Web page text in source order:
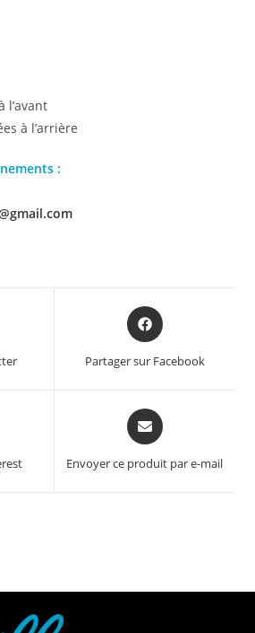
l’avant
à l’arrière
:
Partager sur Facebook
Envoyer ce produit par e-mail